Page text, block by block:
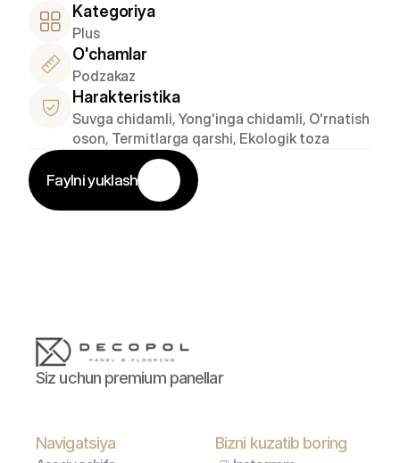
Kategoriya
Plus
O'chamlar
Podzakaz
Harakteristika
Suvga chidamli, Yong'inga chidamli, O'rnatish
oson, Termitlarga qarshi, Ekologik toza
Faylni yuklash
Siz uchun premium panellar
Navigatsiya Bizni kuzatib boring